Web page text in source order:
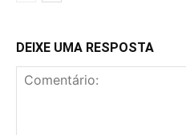
DEIXE UMA RESPOSTA